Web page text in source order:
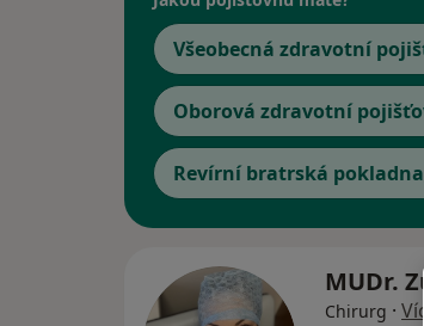
Všeobecná zdravotní
Oborová zdravotní
Revírní bratrská
MUDr.
Chirurg · Více